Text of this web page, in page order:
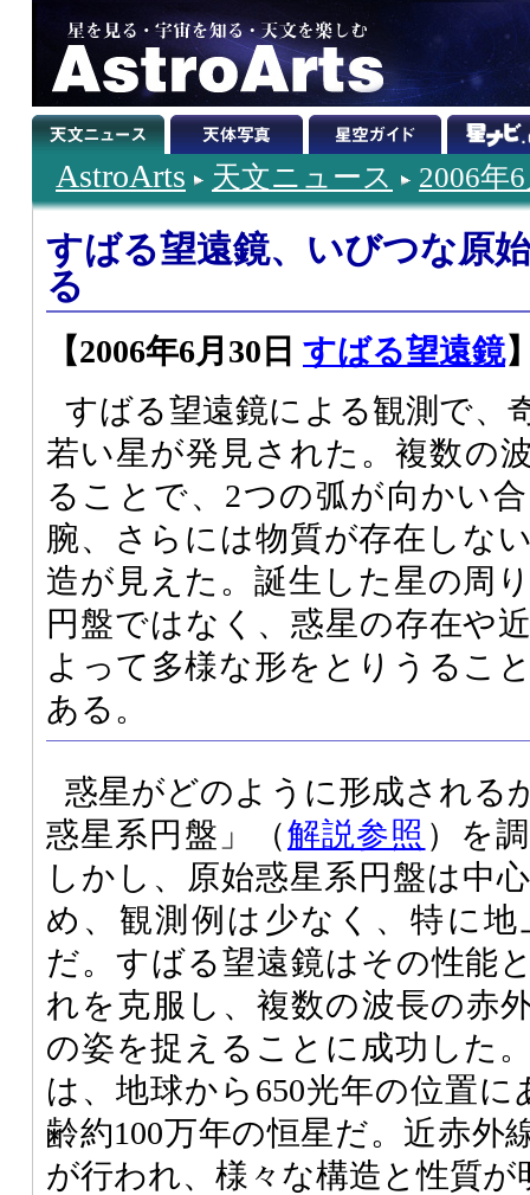
AstroArts 天文ニュース 2006年
すばる望遠鏡、いびつな原
る
【2006年6月30日 すばる望遠鏡
すばる望遠鏡による観測で、
若い星が発見された。複数の
ることで、2つの弧が向かい
腕、さらには物質が存在しな
造が見えた。誕生した星の周
円盤ではなく、惑星の存在や
よって多様な形をとりうるこ
ある。
惑星がどのように形成される
惑星系円盤」（解説参照 ）を
しかし、原始惑星系円盤は中
め、観測例は少なく、特に
だ。すばる望遠鏡はその性能
れを克服し、複数の波長の赤
の姿を捉えることに成功した
は、地球から650光年の位置に
齢約100万年の恒星だ。近赤外
が行われ、様々な構造と性質